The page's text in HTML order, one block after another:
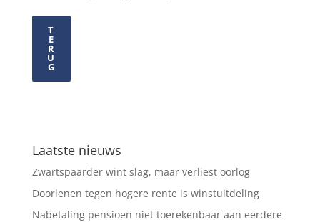
T
E
R
U
G
Laatste nieuws
Zwartspaarder wint slag, maar verliest oorlog
Doorlenen tegen hogere rente is winstuitdeling
Nabetaling pensioen niet toerekenbaar aan eerdere